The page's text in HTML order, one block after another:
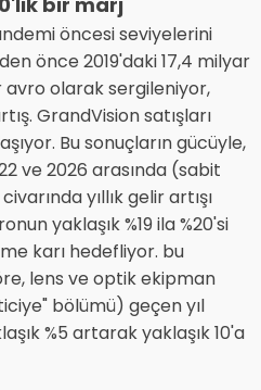
öncesi seviyelerini
önce 2019'daki 17,4 milyar
avro olarak sergileniyor,
GrandVision satışları
Bu sonuçların gücüyle,
ve 2026 arasında (sabit
yıllık gelir artışı
yaklaşık %19 ila %20'si
karı hedefliyor. bu
lens ve optik ekipman
bölümü) geçen yıl
%5 artarak yaklaşık 10'a